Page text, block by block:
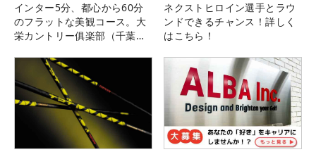
インター5分、都心から60分
のフラットな美観コース。大
栄カントリー俱楽部（千葉
ネクストヒロイン選手とラウ
ンドできるチャンス！詳しく
はこちら！